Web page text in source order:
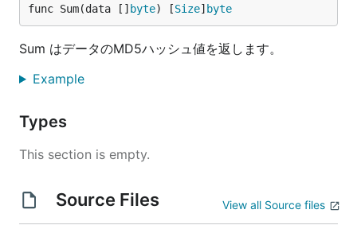
func Sum(data [] byte) [Size] byte
Sum はデータのMD5ハッシュ値を返します。
Example
Types
This section is empty.
Source Files View all Source files